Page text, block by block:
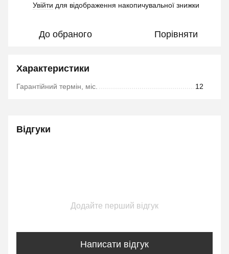
Увійти для відображення накопичувальної знижки
До обраного Порівняти
Характеристики
Гарантійний термін, міс. 12
Відгуки
Додайте перший відгук
Написати відгук